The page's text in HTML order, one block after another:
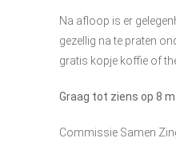
Na afloop is er
gezellig na te praten
gratis kopje koffie of
Graag tot ziens op 8
Commissie Samen